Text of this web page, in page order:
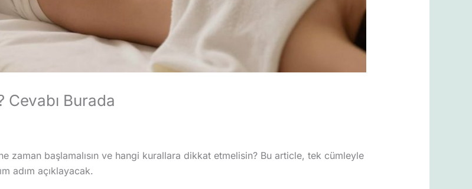
Cevabı Burada
zaman başlamalısın ve hangi kurallara dikkat etmelisin? Bu article, tek cümleyle
adım açıklayacak.